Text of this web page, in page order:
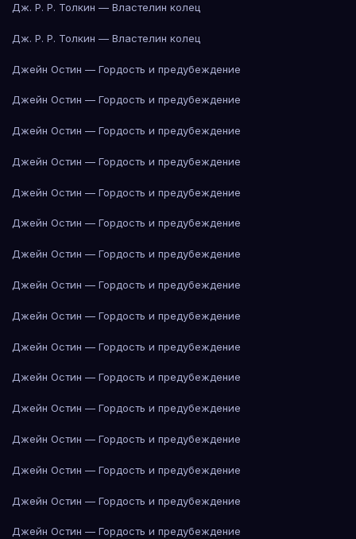
Дж. Р. Р. Толкин — Властелин колец
Дж. Р. Р. Толкин — Властелин колец
Джейн Остин — Гордость и предубеждение
Джейн Остин — Гордость и предубеждение
Джейн Остин — Гордость и предубеждение
Джейн Остин — Гордость и предубеждение
Джейн Остин — Гордость и предубеждение
Джейн Остин — Гордость и предубеждение
Джейн Остин — Гордость и предубеждение
Джейн Остин — Гордость и предубеждение
Джейн Остин — Гордость и предубеждение
Джейн Остин — Гордость и предубеждение
Джейн Остин — Гордость и предубеждение
Джейн Остин — Гордость и предубеждение
Джейн Остин — Гордость и предубеждение
Джейн Остин — Гордость и предубеждение
Джейн Остин — Гордость и предубеждение
Джейн Остин — Гордость и предубеждение